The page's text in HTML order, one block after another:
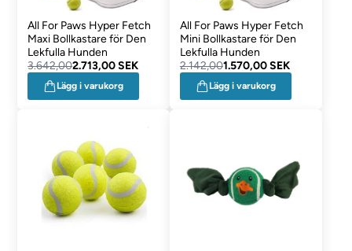
All For Paws Hyper Fetch
Maxi Bollkastare för Den
Lekfulla Hunden
3.642,002.713,00 SEK
Lägg i varukorg
All For Paws Hyper Fetch
Mini Bollkastare för Den
Lekfulla Hunden
2.142,001.570,00 SEK
Lägg i varukorg